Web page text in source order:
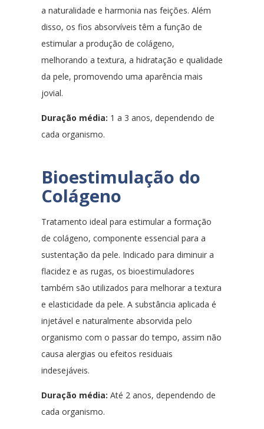
a naturalidade e harmonia nas feições. Além
disso, os fios absorvíveis têm a função de
estimular a produção de colágeno,
melhorando a textura, a hidratação e qualidade
da pele, promovendo uma aparência mais
jovial.
Duração média: 1 a 3 anos, dependendo de
cada organismo.
Bioestimulação do
Colágeno
Tratamento ideal para estimular a formação
de colágeno, componente essencial para a
sustentação da pele. Indicado para diminuir a
flacidez e as rugas, os bioestimuladores
também são utilizados para melhorar a textura
e elasticidade da pele. A substância aplicada é
injetável e naturalmente absorvida pelo
organismo com o passar do tempo, assim não
causa alergias ou efeitos residuais
indesejáveis.
Duração média: Até 2 anos, dependendo de
cada organismo.